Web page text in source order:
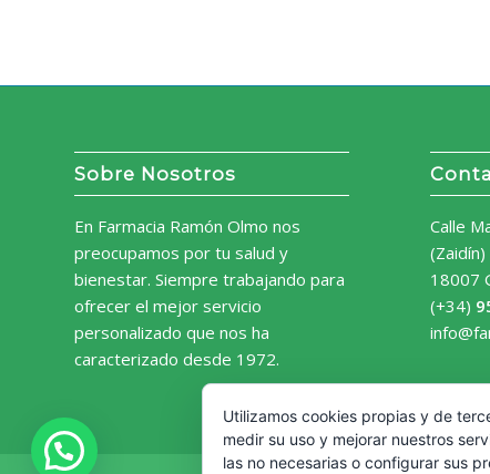
Sobre Nosotros
En Farmacia Ramón Olmo nos
preocupamos por tu salud y
bienestar. Siempre trabajando para
ofrecer el mejor servicio
personalizado que nos ha
caracterizado desde 1972.
Calle
(Zaidín)
18007
(+34)
Utilizamos cookies propias y de
medir su uso y mejorar nuestros
las no necesarias o configurar sus